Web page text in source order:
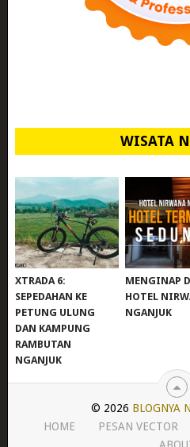
WISATA
REVIEW POLYGON
XTRADA 6:
SEPEDAHAN KE
PETUNG ULUNG
DAN KAMPUNG
RAMBUTAN
NGANJUK
MURAH
MENGINAP
HOTEL
NGANJUK
© 2026 BLOGNYA
HOME
PESAN VECTOR